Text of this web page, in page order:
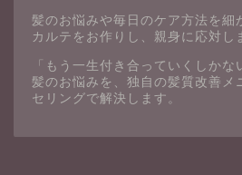
髪のお悩みや毎日のケア方法を細
カルテをお作りし、親身に応対し
「もう一生付き合っていくしかな
髪のお悩みを、独自の髪質改善メ
セリングで解決します。